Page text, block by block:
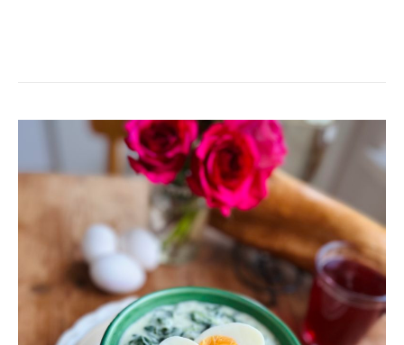
SPENATSOPPA
ÄGGHALVOR